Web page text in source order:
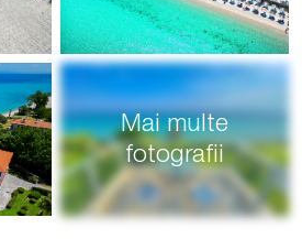
Mai multe
fotografii